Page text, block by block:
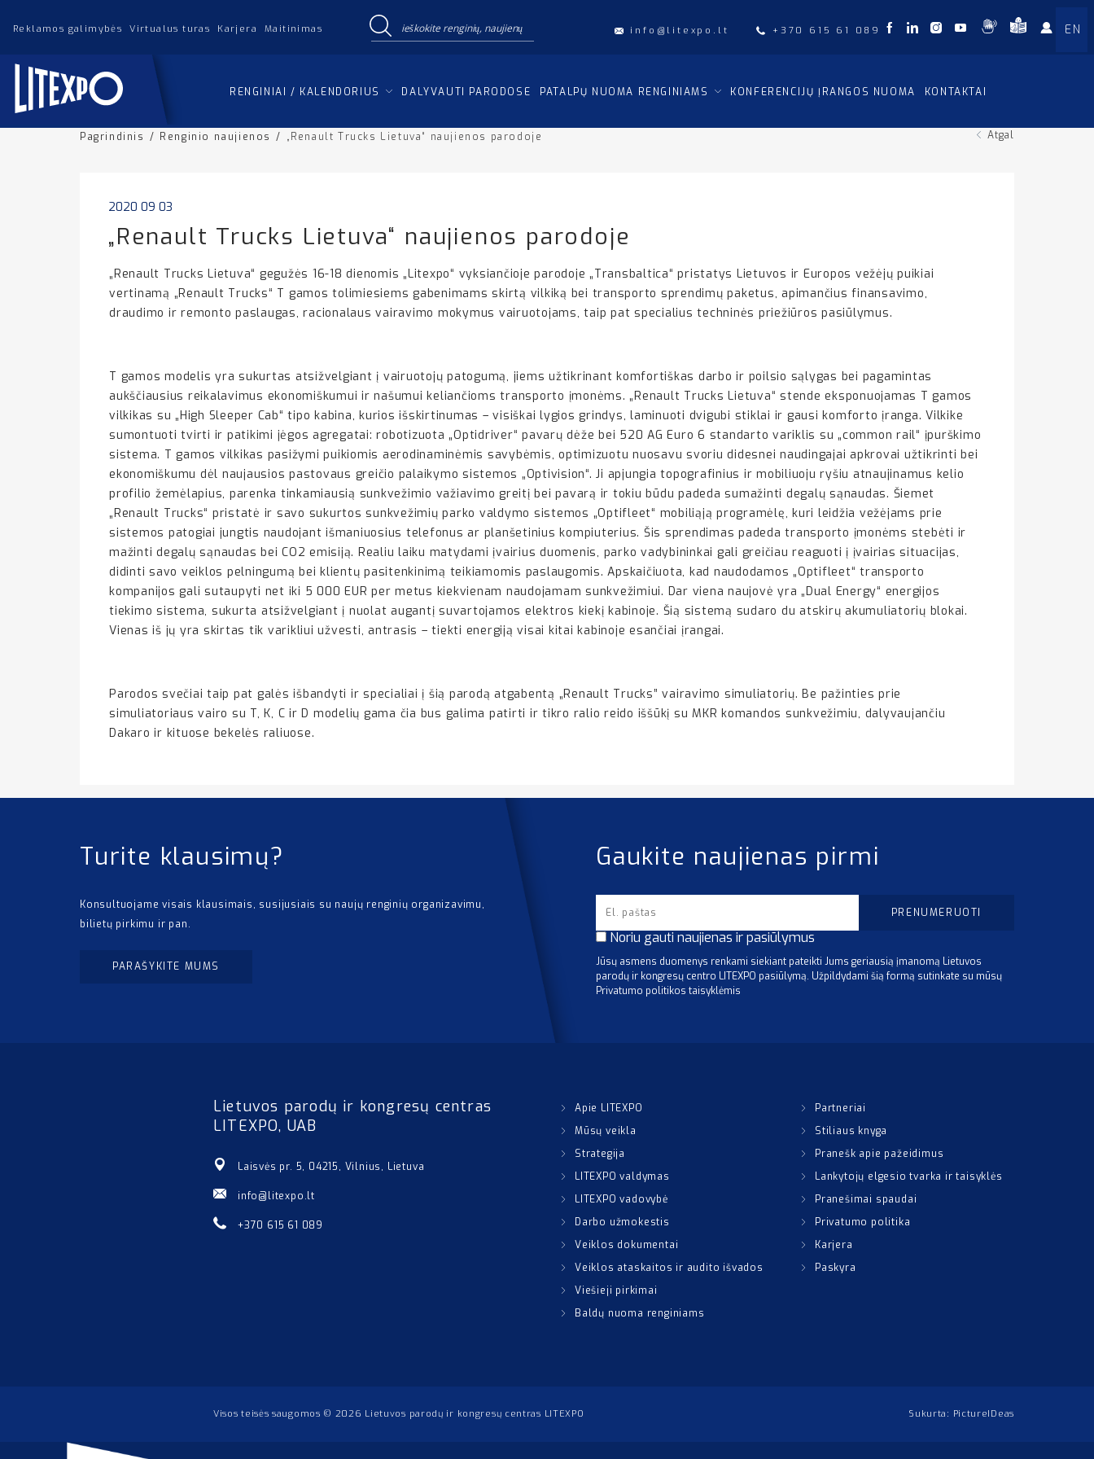
Reklamos galimybės Virtualus turas Karjera Maitinimas info@litexpo.lt +370 615 61 089 EN
RENGINIAI / KALENDORIUS DALYVAUTI PARODOSE PATALPŲ NUOMA RENGINIAMS KONFERENCIJŲ ĮRANGOS NUOMA KONTAKTAI
Pagrindinis / Renginio naujienos / „Renault Trucks Lietuva“ naujienos parodoje Atgal
2020 09 03
„Renault Trucks Lietuva“ naujienos parodoje
„Renault Trucks Lietuva“ gegužės 16-18 dienomis „Litexpo“ vyksiančioje parodoje „Transbaltica“ pristatys Lietuvos ir Europos vežėjų puikiai
vertinamą „Renault Trucks“ T gamos tolimiesiems gabenimams skirtą vilkiką bei transporto sprendimų paketus, apimančius finansavimo,
draudimo ir remonto paslaugas, racionalaus vairavimo mokymus vairuotojams, taip pat specialius techninės priežiūros pasiūlymus.
T gamos modelis yra sukurtas atsižvelgiant į vairuotojų patogumą, jiems užtikrinant komfortiškas darbo ir poilsio sąlygas bei pagamintas
aukščiausius reikalavimus ekonomiškumui ir našumui keliančioms transporto įmonėms. „Renault Trucks Lietuva“ stende eksponuojamas T gamos
vilkikas su „High Sleeper Cab“ tipo kabina, kurios išskirtinumas – visiškai lygios grindys, laminuoti dvigubi stiklai ir gausi komforto įranga. Vilkike
sumontuoti tvirti ir patikimi jėgos agregatai: robotizuota „Optidriver“ pavarų dėže bei 520 AG Euro 6 standarto variklis su „common rail“ įpurškimo
sistema. T gamos vilkikas pasižymi puikiomis aerodinaminėmis savybėmis, optimizuotu nuosavu svoriu didesnei naudingajai apkrovai užtikrinti bei
ekonomiškumu dėl naujausios pastovaus greičio palaikymo sistemos „Optivision“. Ji apjungia topografinius ir mobiliuoju ryšiu atnaujinamus kelio
profilio žemėlapius, parenka tinkamiausią sunkvežimio važiavimo greitį bei pavarą ir tokiu būdu padeda sumažinti degalų sąnaudas. Šiemet
„Renault Trucks“ pristatė ir savo sukurtos sunkvežimių parko valdymo sistemos „Optifleet“ mobiliąją programėlę, kuri leidžia vežėjams prie
sistemos patogiai jungtis naudojant išmaniuosius telefonus ar planšetinius kompiuterius. Šis sprendimas padeda transporto įmonėms stebėti ir
mažinti degalų sąnaudas bei CO2 emisiją. Realiu laiku matydami įvairius duomenis, parko vadybininkai gali greičiau reaguoti į įvairias situacijas,
didinti savo veiklos pelningumą bei klientų pasitenkinimą teikiamomis paslaugomis. Apskaičiuota, kad naudodamos „Optifleet“ transporto
kompanijos gali sutaupyti net iki 5 000 EUR per metus kiekvienam naudojamam sunkvežimiui. Dar viena naujovė yra „Dual Energy“ energijos
tiekimo sistema, sukurta atsižvelgiant į nuolat augantį suvartojamos elektros kiekį kabinoje. Šią sistemą sudaro du atskirų akumuliatorių blokai.
Vienas iš jų yra skirtas tik varikliui užvesti, antrasis – tiekti energiją visai kitai kabinoje esančiai įrangai.
Parodos svečiai taip pat galės išbandyti ir specialiai į šią parodą atgabentą „Renault Trucks” vairavimo simuliatorių. Be pažinties prie
simuliatoriaus vairo su T, K, C ir D modelių gama čia bus galima patirti ir tikro ralio reido iššūkį su MKR komandos sunkvežimiu, dalyvaujančiu
Dakaro ir kituose bekelės raliuose.
Turite klausimų?
Konsultuojame visais klausimais, susijusiais su naujų renginių organizavimu,
bilietų pirkimu ir pan.
PARAŠYKITE MUMS
Gaukite naujienas pirmi
Noriu gauti naujienas ir pasiūlymus
Jūsų asmens duomenys renkami siekiant pateikti Jums geriausią įmanomą Lietuvos
parodų ir kongresų centro LITEXPO pasiūlymą. Užpildydami šią formą sutinkate su mūsų
Privatumo politikos taisyklėmis
Lietuvos parodų ir kongresų centras
LITEXPO, UAB
Laisvės pr. 5, 04215, Vilnius, Lietuva
info@litexpo.lt
+370 615 61 089
Apie LITEXPO
Mūsų veikla
Strategija
LITEXPO valdymas
LITEXPO vadovybė
Darbo užmokestis
Veiklos dokumentai
Veiklos ataskaitos ir audito išvados
Viešieji pirkimai
Baldų nuoma renginiams
Partneriai
Stiliaus knyga
Pranešk apie pažeidimus
Lankytojų elgesio tvarka ir taisyklės
Pranešimai spaudai
Privatumo politika
Karjera
Paskyra
Visos teisės saugomos © 2026 Lietuvos parodų ir kongresų centras LITEXPO Sukurta: PictureIDeas